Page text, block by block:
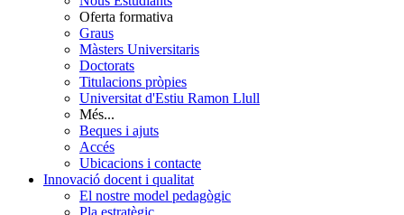
Oferta formativa
Graus
Màsters Universitaris
Doctorats
Titulacions pròpies
Universitat d'Estiu Ramon Llull
Més...
Beques i ajuts
Accés
Ubicacions i contacte
Innovació docent i qualitat
El nostre model pedagògic
Pla estratègic